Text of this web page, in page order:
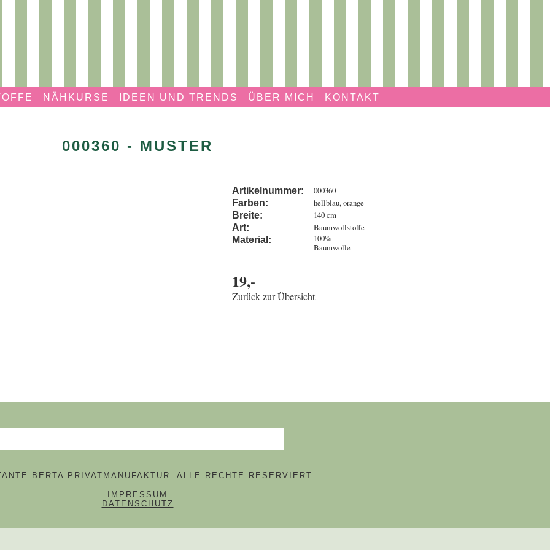
NÄHKURSE IDEEN UND TRENDS ÜBER MICH KONTAKT
000360 - MUSTER
Artikelnummer: 000360
Farben: hellblau, orange
Breite: 140 cm
Art: Baumwollstoffe
Material:
100%
Baumwolle
19,-
Zurück zur Übersicht
BERTA PRIVATMANUFAKTUR. ALLE RECHTE RESERVIERT.
NAVIGATION ÜBERSPRINGEN
IMPRESSUM
DATENSCHUTZ